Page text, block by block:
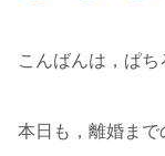
こんばんは，ぱち
本日も，離婚まで